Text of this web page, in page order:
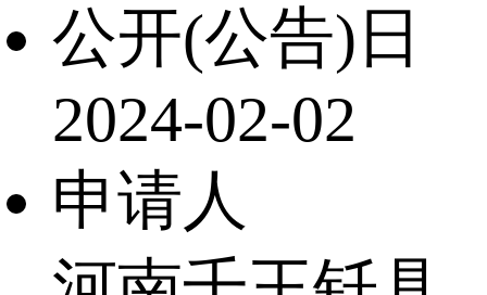
公开(公告)日
2024-02-02
申请人